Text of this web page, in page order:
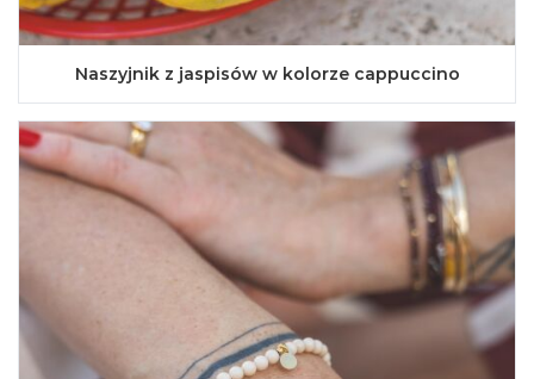
Naszyjnik z jaspisów w kolorze cappuccino